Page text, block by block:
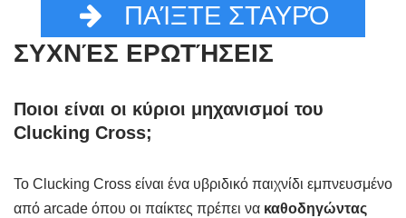
ΠΑΊΞΤΕ ΣΤΑΥΡΌ
ΣΥΧΝΈΣ ΕΡΩΤΉΣΕΙΣ
Ποιοι είναι οι κύριοι μηχανισμοί του
Clucking Cross;
Το Clucking Cross είναι ένα υβριδικό παιχνίδι εμπνευσμένο
από arcade όπου οι παίκτες πρέπει να καθοδηγώντας